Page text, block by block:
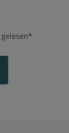
gelesen*